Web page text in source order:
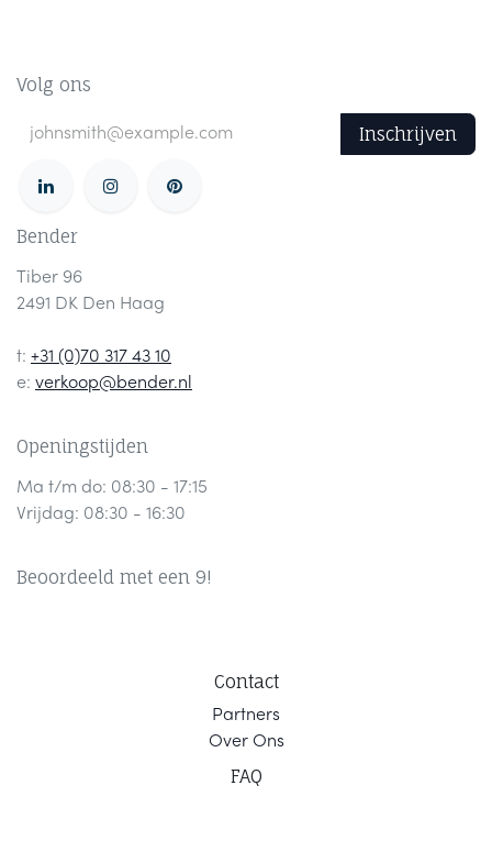
Volg ons
Inschrijven
Bender
Tiber 96
2491 DK Den Haag
t: +31 (0)70 317 43 10
e: verkoop@bender.nl
Openingstijden
Ma t/m do: 08:30 - 17:15
Vrijdag: 08:30 - 16:30
Beoordeeld met een 9!
Contact
Partners
Over Ons
FAQ